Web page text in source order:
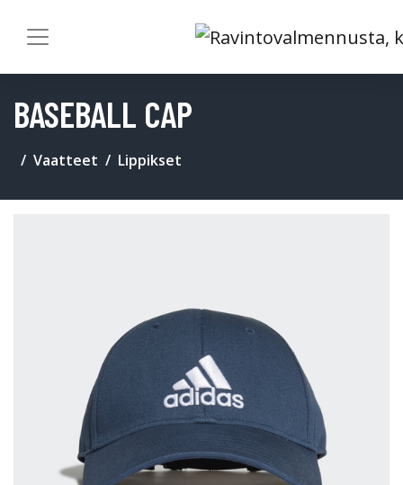
BASEBALL CAP
Vaatteet Lippikset